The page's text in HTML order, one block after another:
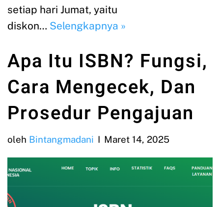
setiap hari Jumat, yaitu
diskon… Selengkapnya »
Apa Itu ISBN? Fungsi,
Cara Mengecek, Dan
Prosedur Pengajuan
oleh Bintangmadani Maret 14, 2025